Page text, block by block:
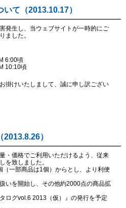
て（2013.10.17）
発生し、当ウェブサイトが一時的にご
ました。
6:00頃
10:10頃
掛けいたしまして、誠に申し訳ござい
）
・価格でご利用いただけるよう、従来
を致しました。
（一部商品は1個）からとし、より利便
いを開始し、その他約2000点の商品拡
ログvol.6 2013（仮）』の発行を予定